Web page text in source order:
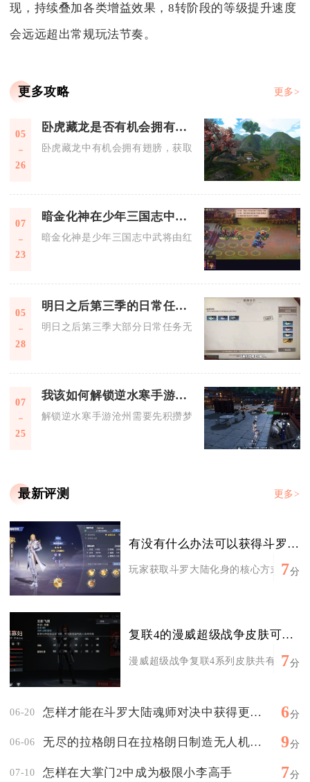
现，持续叠加各类增益效果，8转阶段的等级提升速度
会远远超出常规玩法节奏。
更多攻略 更多>
05
26
卧虎藏龙是否有机会拥有翅膀
卧虎藏龙中有机会拥有翅膀，获取途径多元，涵盖活动、商
07
23
暗金化神在少年三国志中扮演什么角色
暗金化神是少年三国志中武将由红色品质进阶为暗金品质的
05
28
明日之后第三季的日常任务能否通过购买完成
明日之后第三季大部分日常任务无法直接购买完成，仅部分
07
25
我该如何解锁逆水寒手游的沧州
解锁逆水寒手游沧州需要先积攒梦华笺，在红尘行歌接取一
最新评测 更多>
有没有什么办法可以获得斗罗大陆的化身
玩家获取斗罗大陆化身的核心方式集中
7分
复联4的漫威超级战争皮肤可怎么获得
漫威超级战争复联4系列皮肤共有四种
7分
06-20 怎样才能在斗罗大陆魂师对决中获得更高的战力 6分
06-06 无尽的拉格朗日在拉格朗日制造无人机的秘诀是什么 9分
07-10 怎样在大掌门2中成为极限小李高手 7分